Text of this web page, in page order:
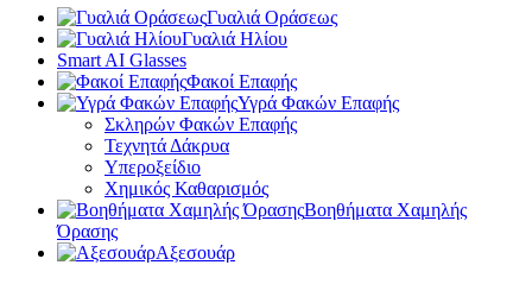
Γυαλιά Οράσεως
Γυαλιά Ηλίου
Smart AI Glasses
Φακοί Επαφής
Υγρά Φακών Επαφής
Σκληρών Φακών Επαφής
Τεχνητά Δάκρυα
Υπεροξείδιο
Χημικός Καθαρισμός
Βοηθήματα Χαμηλής
Όρασης
Αξεσουάρ